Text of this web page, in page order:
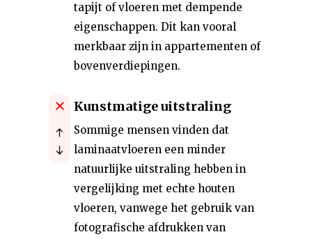
tapijt of vloeren met dempende
eigenschappen. Dit kan vooral
merkbaar zijn in appartementen of
bovenverdiepingen.
Kunstmatige uitstraling
Sommige mensen vinden dat
laminaatvloeren een minder
natuurlijke uitstraling hebben in
vergelijking met echte houten
vloeren, vanwege het gebruik van
fotografische afdrukken van